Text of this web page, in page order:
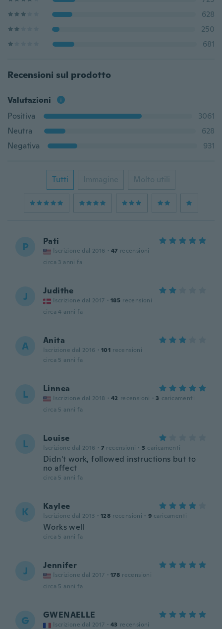
628
250
681
Recensioni sul prodotto
Valutazioni
Positiva
3061
Neutra
628
Negativa
931
Tutti Immagine Molto utili
P Pati
Iscrizione dal 2016 · 47 recensioni
circa 3 anni fa
J Judithe
Iscrizione dal 2017 · 185 recensioni
circa 4 anni fa
A Anita
Iscrizione dal 2016 · 101 recensioni
circa 5 anni fa
L Linnea
Iscrizione dal 2018 · 42 recensioni · 3 caricamenti
circa 5 anni fa
L Louise
Iscrizione dal 2016 · 7 recensioni · 3 caricamenti
Didn't work, followed instructions but to
no affect
circa 5 anni fa
K Kaylee
Iscrizione dal 2013 · 128 recensioni · 9 caricamenti
Works well
circa 5 anni fa
J Jennifer
Iscrizione dal 2017 · 178 recensioni
circa 5 anni fa
G GWENAELLE
Iscrizione dal 2017 · 43 recensioni